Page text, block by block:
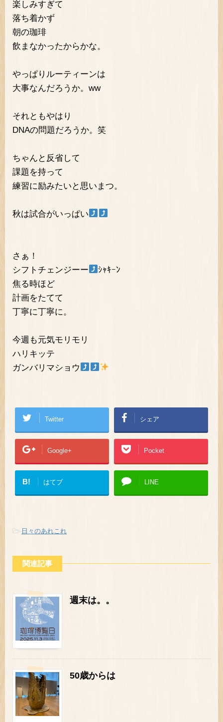
楽しみすぎて
落ち着かず
朝の珈琲
飲まなかったからかな。
やっぱりルーティーンは
大事なんだろうか。ww
それともやはり
DNAの問題だろうか。笑
ちゃんと反省して
課題を持って
練習に励みたいと思いまつ。
秋は試合がいっぱい
さぁ！
シフトチェンジーー
ｼｬｷｰﾝ
焦る時ほど
計画をたてて
丁寧に丁寧に。
今週も元気モリモリ
ハリキッテ
ガンバリマショウ
Twitter シェア
Google+ Pocket
B! はてブ LINE
- 日々のあれこれ
関連記事
週末は。。
50歳からは